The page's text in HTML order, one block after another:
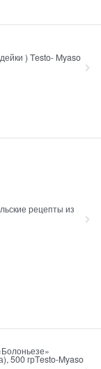
) Testo- Myaso
рецепты из
500 грTesto-Myaso